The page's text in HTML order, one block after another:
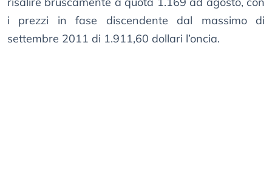
i prezzi in fase discendente dal massimo di
settembre 2011 di 1.911,60 dollari l’oncia.